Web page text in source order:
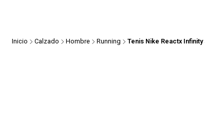
Inicio Calzado Hombre Running Tenis Nike Reactx